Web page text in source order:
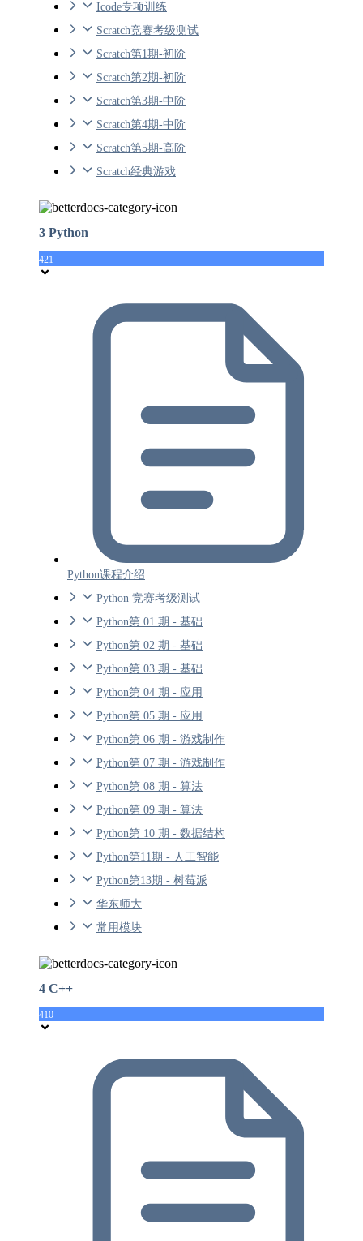
Icode专项训练
Scratch竞赛考级测试
Scratch第1期-初阶
Scratch第2期-初阶
Scratch第3期-中阶
Scratch第4期-中阶
Scratch第5期-高阶
Scratch经典游戏
3 Python
421
Python课程介绍
Python 竞赛考级测试
Python第 01 期 - 基础
Python第 02 期 - 基础
Python第 03 期 - 基础
Python第 04 期 - 应用
Python第 05 期 - 应用
Python第 06 期 - 游戏制作
Python第 07 期 - 游戏制作
Python第 08 期 - 算法
Python第 09 期 - 算法
Python第 10 期 - 数据结构
Python第11期 - 人工智能
Python第13期 - 树莓派
华东师大
常用模块
4 C++
410